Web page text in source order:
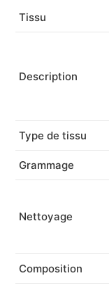
Tissu
Description
Type de tissu
Grammage
Nettoyage
Composition